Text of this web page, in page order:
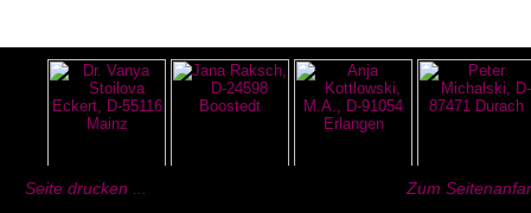
Seite drucken ... Zum